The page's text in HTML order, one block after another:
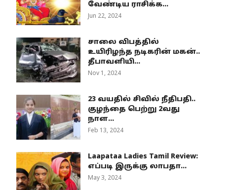
வேண்டிய ராசிக்க...
Jun 22, 2024
சாலை விபத்தில்
உயிரிழந்த நடிகரின் மகன்..
தீபாவளியி...
Nov 1, 2024
23 வயதில் சிவில் நீதிபதி..
குழந்தை பெற்று 2வது
நாள...
Feb 13, 2024
Laapataa Ladies Tamil Review:
எப்படி இருக்கு லாபதா...
May 3, 2024